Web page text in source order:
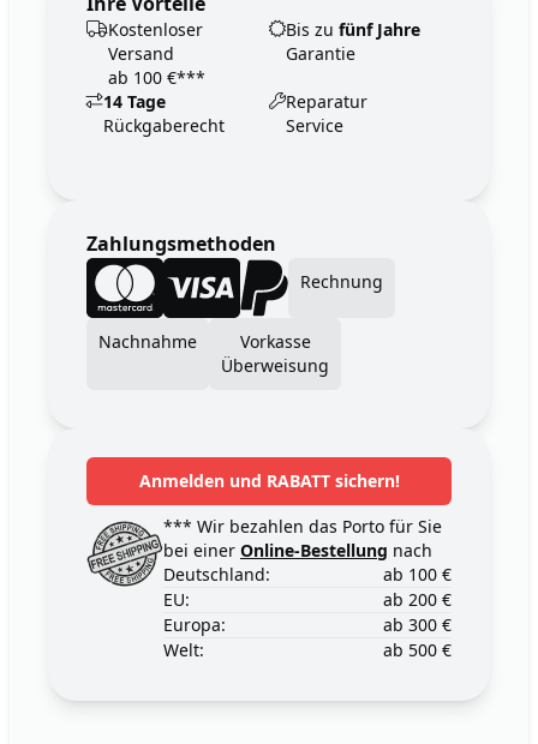
Kostenloser
Versand
ab 100 €***
Bis zu fünf Jahre
Garantie
14 Tage
Rückgaberecht
Reparatur
Service
Zahlungsmethoden
Rechnung
Nachnahme
Vorkasse
Überweisung
Anmelden und RABATT sichern!
*** Wir bezahlen das Porto für Sie
bei einer Online-Bestellung nach
Deutschland:
ab 100 €
EU:
ab 200 €
Europa:
ab 300 €
Welt:
ab 500 €